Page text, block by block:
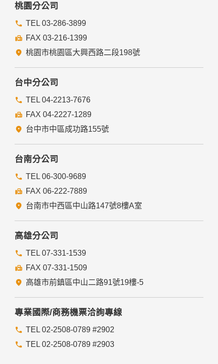
前項但書之情形包括不限於：
經由您書面同意。
法律明文規定。
與公務機關或學術研究機構合作，基於公共利益為統計或學術
研究而有必要，且資料經過提供者處理或蒐集者依其揭露方式
無從識別特定之當事人。
當您在網站的行為，違反服務條款或可能損害或妨礙網站與其
揭露您的個人資料是為了辨識、聯絡或採取法律行動所必要
者。
本網站委託廠商協助蒐集、處理或利用您的個人資料時，將對
委外廠商或個人善盡監督管理之責。
六、Cookie之使用
為了提供您最佳的服務，本網站會在您的電腦中放置並取用我
們的Cookie，若您不願接受Cookie的寫入，您可在您使用的
瀏覽器功能項中設定隱私權等級為高，即可拒絕Cookie的寫
七、隱私權保護政策之修正
款將刊登於網站上。
桃園分公司
TEL 03-286-3899
FAX 03-216-1399
桃園市桃園區大興西路二段198號
台中分公司
TEL 04-2213-7676
FAX 04-2227-1289
台中市中區成功路155號
台南分公司
TEL 06-300-9689
FAX 06-222-7889
台南市中西區中山路147號8樓A室
高雄分公司
TEL 07-331-1539
FAX 07-331-1509
高雄市前鎮區中山二路91號19樓-5
專業國際/商務機票洽詢專線
TEL 02-2508-0789 #2902
TEL 02-2508-0789 #2903